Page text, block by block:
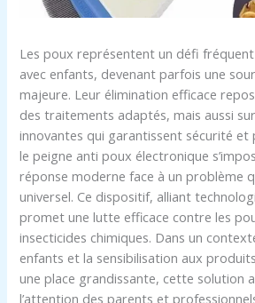
Les poux représentent un défi
avec enfants, devenant parfois une
majeure. Leur élimination efficace
des traitements adaptés, mais aussi
innovantes qui garantissent sécurité et
le peigne anti poux électronique
réponse moderne face à un problème
universel. Ce dispositif, alliant
promet une lutte efficace contre les
insecticides chimiques. Dans un
enfants et la sensibilisation aux
une place grandissante, cette solution
l’attention des parents et